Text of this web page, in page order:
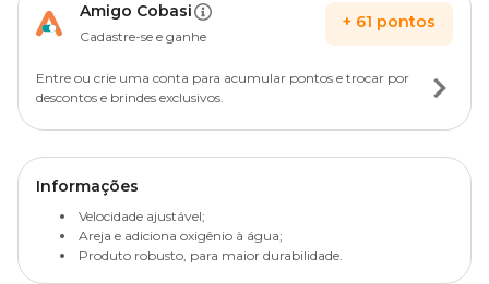
Amigo Cobasi
Cadastre-se e ganhe
+ 61 pontos
Entre ou crie uma conta para acumular pontos e trocar por
descontos e brindes exclusivos.
Informações
Velocidade ajustável;
Areja e adiciona oxigênio à água;
Produto robusto, para maior durabilidade.